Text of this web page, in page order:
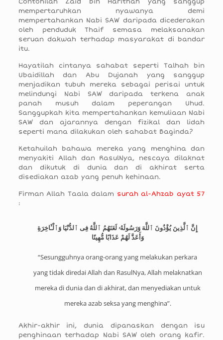
mempertaruhkan nyawanya demi
mempertahankan Nabi SAW daripada dicederakan
oleh penduduk Thaif semasa melaksanakan
seruan dakwah terhadap masyarakat di bandar
itu.
Hayatilah cintanya sahabat seperti Talhah bin
Ubaidillah dan Abu Dujanah yang sanggup
menjadikan tubuh mereka sebagai perisai untuk
melindungi Nabi SAW daripada terkena anak
panah musuh dalam peperangan Uhud.
Sanggupkah kita mempertahankan kemuliaan Nabi
SAW dan ajarannya dengan fizikal dan lidah
seperti mana dilakukan oleh sahabat Baginda?
Ketahuilah bahawa mereka yang menghina dan
menyakiti Allah dan RasulNya, nescaya dilaknat
dan dikutuk di dunia dan di akhirat serta
disediakan azab yang penuh kehinaan.
Firman Allah Taala dalam surah al-Ahzab ayat 57
:
إِنَّ ٱلَّذِينَ يُؤْذُونَ ٱللَّهَ وَرَسُولَهُۥ لَعَنَهُمُ ٱللَّهُ فِى ٱلدُّنْيَا وَٱلْـَٔاخِرَةِ
وَأَعَدَّ لَهُمْ عَذَابًا مُّهِينًا
“Sesungguhnya orang-orang yang melakukan perkara
yang tidak diredai Allah dan RasulNya, Allah melaknatkan
mereka di dunia dan di akhirat, dan menyediakan untuk
mereka azab seksa yang menghina”.
Akhir-akhir ini, dunia dipanaskan dengan isu
penghinaan terhadap Nabi SAW oleh orang kafir.